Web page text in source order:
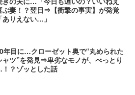
ぶ妻！？翌日⇒【衝撃の事実】が発覚
りえない…」
年目に…クローゼット奥で“丸められた
ャツ”を発見⇒卑劣なモノが、べっとり
？ゾッとした話